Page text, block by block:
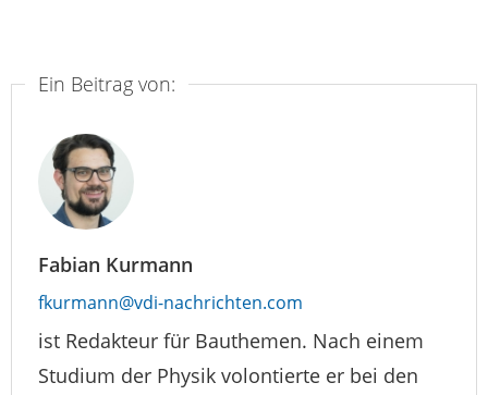
Ein Beitrag von:
Fabian Kurmann
fkurmann@vdi-nachrichten.com
ist Redakteur für Bauthemen. Nach einem
Studium der Physik volontierte er bei den